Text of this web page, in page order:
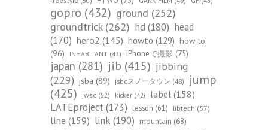
gopro (432) ground (252)
groundtrick(262) hd(180) head
(170) hero2 (145) howto (129) how to
(96)
INHABITANT (43) iPhoneで撮影 (75)
japan (281) jib (415) jibbing
(229) jsba (89) jsbcスノータウン (48)
jump
(425)
jwsc (52) kicker (42) label (158)
LATEproject(173) lesson (61) libtech (57)
line (159) link (190) mountain (68)